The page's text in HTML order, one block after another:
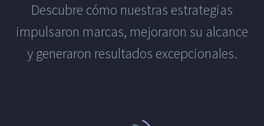
Descubre cómo nuestras estrategias
impulsaron marcas, mejoraron su alcance
y generaron resultados excepcionales.